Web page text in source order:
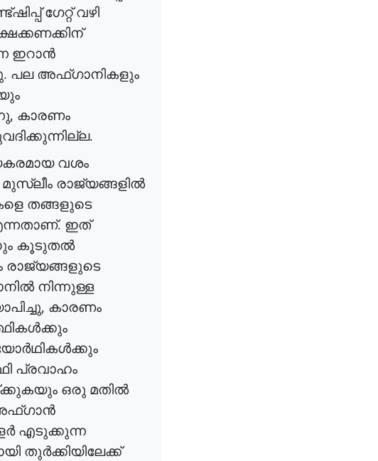
ഗേറ്റ് വഴി
ഇറാൻ
. പല അഫ്ഗാനികളും
, കാരണം
.
വശം
മുസ്ലീം രാജ്യങ്ങളിൽ
തങ്ങളുടെ
. ഇത്
കൂടുതൽ
രാജ്യങ്ങളുടെ
നിന്നുള്ള
, കാരണം
പ്രവാഹം
ഒരു മതിൽ
എടുക്കുന്ന
തുർക്കിയിലേക്ക്